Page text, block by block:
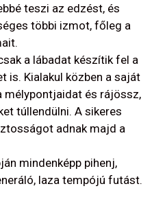
teszi az edzést, és
többi izmot, főleg a
a lábadat készítik fel a
is. Kialakul közben a saját
mélypontjaidat és rájössz,
túllendülni. A sikeres
adnak majd a
mindenképp pihenj,
laza tempójú futást.